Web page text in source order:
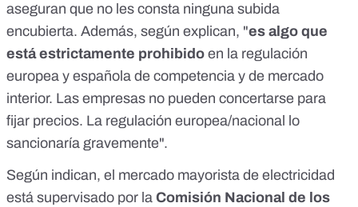
aseguran que no les consta ninguna subida
encubierta. Además, según explican, "es algo que
está estrictamente prohibido en la regulación
europea y española de competencia y de mercado
interior. Las empresas no pueden concertarse para
fijar precios. La regulación europea/nacional lo
sancionaría gravemente".
Según indican, el mercado mayorista de electricidad
está supervisado por la Comisión Nacional de los